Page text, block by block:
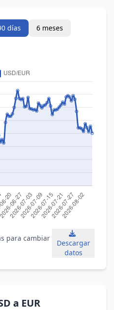
días
6 meses
para cambiar
Descargar
datos
a EUR